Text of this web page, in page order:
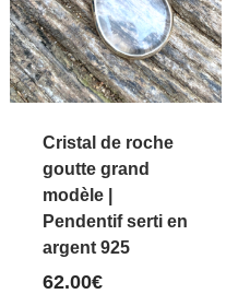
Cristal de roche
goutte grand
modèle |
Pendentif serti en
argent 925
62.00€